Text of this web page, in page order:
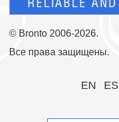
© Bronto 2006-2026.
Все права защищены.
EN ES